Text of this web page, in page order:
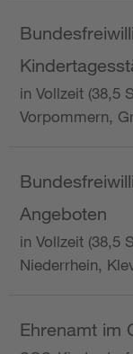
in Vollzeit (38,5
Vorpommern,
Angeboten
in Vollzeit (38,5
Niederrhein,
Ehrenamt im